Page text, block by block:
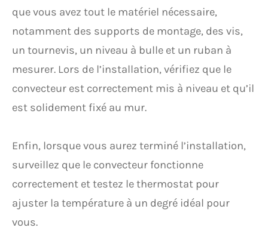
que vous avez tout le matériel nécessaire,
notamment des supports de montage, des vis,
un tournevis, un niveau à bulle et un ruban à
mesurer. Lors de l’installation, vérifiez que le
convecteur est correctement mis à niveau et qu’il
est solidement fixé au mur.
Enfin, lorsque vous aurez terminé l’installation,
surveillez que le convecteur fonctionne
correctement et testez le thermostat pour
ajuster la température à un degré idéal pour
vous.